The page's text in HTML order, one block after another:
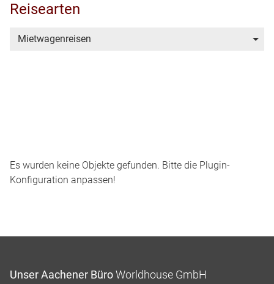
Reisearten
Mietwagenreisen
Es wurden keine Objekte gefunden. Bitte die Plugin-
Konfiguration anpassen!
Unser Aachener BüroWorldhouse GmbH